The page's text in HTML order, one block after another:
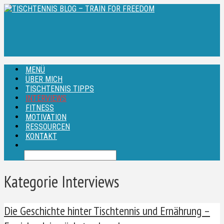
MENÜ
ÜBER MICH
TISCHTENNIS TIPPS
INTERVIEWS
FITNESS
MOTIVATION
RESSOURCEN
KONTAKT
Kategorie Interviews
Die Geschichte hinter Tischtennis und Ernährung –